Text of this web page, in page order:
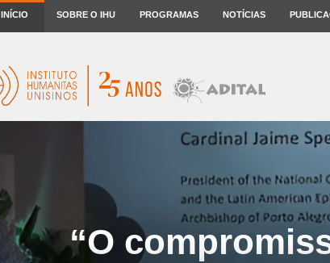
INÍCIO SOBRE O IHU PROGRAMAS NOTÍCIAS
“O